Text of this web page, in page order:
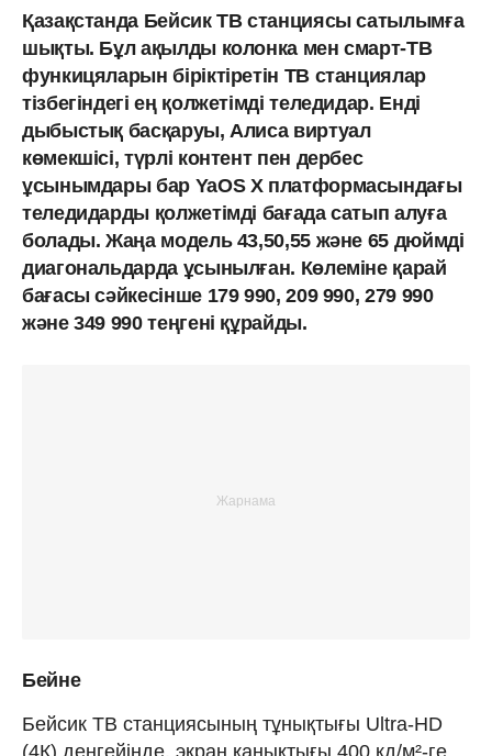
Қазақстанда Бейсик ТВ станциясы сатылымға
шықты. Бұл ақылды колонка мен смарт-ТВ
функицяларын біріктіретін ТВ станциялар
тізбегіндегі ең қолжетімді теледидар. Енді
дыбыстық басқаруы, Алиса виртуал
көмекшісі, түрлі контент пен дербес
ұсынымдары бар YaOS X платформасындағы
теледидарды қолжетімді бағада сатып алуға
болады. Жаңа модель 43,50,55 және 65 дюймді
диагональдарда ұсынылған. Көлеміне қарай
бағасы сәйкесінше 179 990, 209 990, 279 990
және 349 990 теңгені құрайды.
Бейне
Бейсик ТВ станциясының тұнықтығы Ultra-HD
(4К) деңгейінде, экран қанықтығы 400 кд/м²-ге